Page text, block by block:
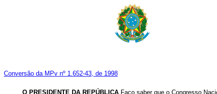
Conversão da MPv nº 1.652-43, de 1998
O PRESIDENTE DA REPÚBLICA Faço saber que o Congresso